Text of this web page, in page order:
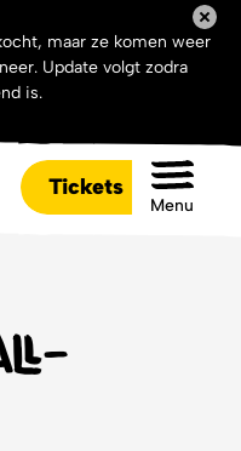
maar ze komen weer
Update volgt zodra
is.
Tickets
Menu